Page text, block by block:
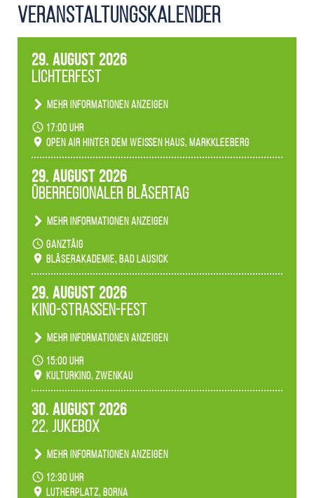
Veranstaltungs­kalender
29. August 2026
Lichterfest
Mehr Informationen anzeigen
Becherlichter, Fackeln und Lichtinstallationen
verwandeln den agra-Park in einen farbigen
Märchenwald, der bei jedem Rundgang einen
Ambiente gibt es ein leuchtendes Konzert
unserer Fachbereiche.
17:00 Uhr
Open Air hinter dem weißen Haus, Markkleeberg
29. August 2026
Überregionaler Bläsertag
Mehr Informationen anzeigen
Teilnahme der Bläserklassen.
ganztäig
Bläserakademie, Bad Lausick
29. August 2026
Kino-Straßen-Fest
Mehr Informationen anzeigen
Konzert unserer Zwenkauer Schüler und
Schülerinnen zum Fest des Kulturkinos.
15:00 Uhr
Kulturkino, Zwenkau
30. August 2026
22. Jukebox
Mehr Informationen anzeigen
Anlässlicher der 775-Jahrfeier der Stadt Borna
spielen wir noch einmal unser aktuelles
12:30 Uhr
Lutherplatz, Borna